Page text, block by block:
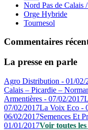
Nord Pas de Calais
Orge Hybride
Tournesol
Commentaires
La presse en parle
Agro Distribution - 01/02/
Calais – Picardie –
Armentières - 07/02/2017
07/02/2017La Voix Eco -
06/02/2017Semences Et
01/01/2017Voir toutes